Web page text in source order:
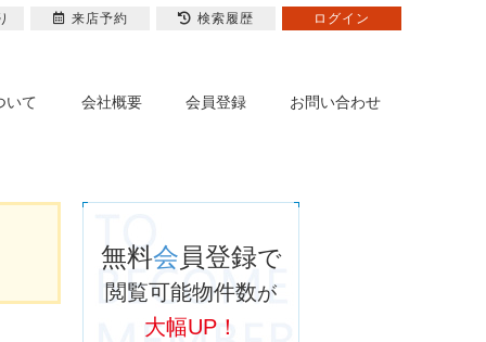
いて 会社概要 会員登録 お問い合わせ
無料会員登録で
閲覧可能物件数が
大幅UP！
来店予約 検索履歴 ログイン